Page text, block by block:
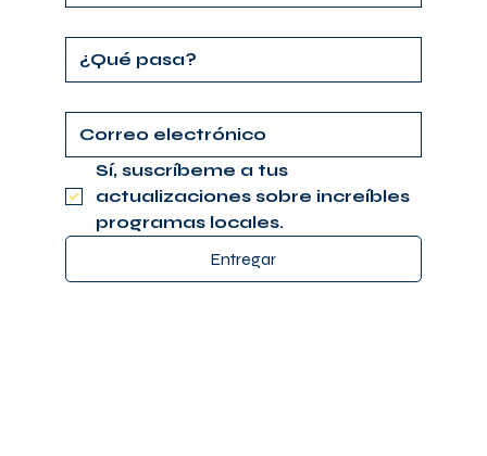
Sí, suscríbeme a tus
actualizaciones sobre increíbles
programas locales.
Entregar